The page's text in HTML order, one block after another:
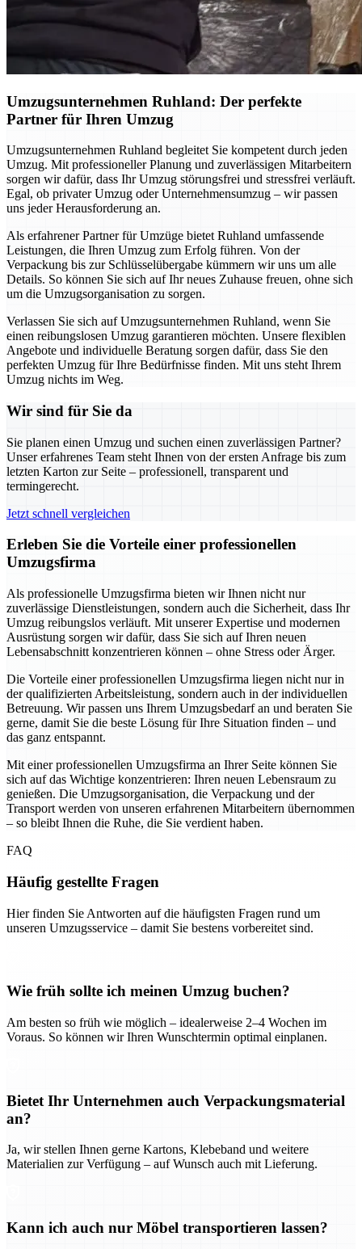
Umzugsunternehmen Ruhland: Der perfekte
Partner für Ihren Umzug
Umzugsunternehmen Ruhland begleitet Sie kompetent durch jeden
Umzug. Mit professioneller Planung und zuverlässigen Mitarbeitern
sorgen wir dafür, dass Ihr Umzug störungsfrei und stressfrei verläuft.
Egal, ob privater Umzug oder Unternehmensumzug – wir passen
uns jeder Herausforderung an.
Als erfahrener Partner für Umzüge bietet Ruhland umfassende
Leistungen, die Ihren Umzug zum Erfolg führen. Von der
Verpackung bis zur Schlüsselübergabe kümmern wir uns um alle
Details. So können Sie sich auf Ihr neues Zuhause freuen, ohne sich
um die Umzugsorganisation zu sorgen.
Verlassen Sie sich auf Umzugsunternehmen Ruhland, wenn Sie
einen reibungslosen Umzug garantieren möchten. Unsere flexiblen
Angebote und individuelle Beratung sorgen dafür, dass Sie den
perfekten Umzug für Ihre Bedürfnisse finden. Mit uns steht Ihrem
Umzug nichts im Weg.
Wir sind für Sie da
Sie planen einen Umzug und suchen einen zuverlässigen Partner?
Unser erfahrenes Team steht Ihnen von der ersten Anfrage bis zum
letzten Karton zur Seite – professionell, transparent und
termingerecht.
Jetzt schnell vergleichen
Erleben Sie die Vorteile einer professionellen
Umzugsfirma
Als professionelle Umzugsfirma bieten wir Ihnen nicht nur
zuverlässige Dienstleistungen, sondern auch die Sicherheit, dass Ihr
Umzug reibungslos verläuft. Mit unserer Expertise und modernen
Ausrüstung sorgen wir dafür, dass Sie sich auf Ihren neuen
Lebensabschnitt konzentrieren können – ohne Stress oder Ärger.
Die Vorteile einer professionellen Umzugsfirma liegen nicht nur in
der qualifizierten Arbeitsleistung, sondern auch in der individuellen
Betreuung. Wir passen uns Ihrem Umzugsbedarf an und beraten Sie
gerne, damit Sie die beste Lösung für Ihre Situation finden – und
das ganz entspannt.
Mit einer professionellen Umzugsfirma an Ihrer Seite können Sie
sich auf das Wichtige konzentrieren: Ihren neuen Lebensraum zu
genießen. Die Umzugsorganisation, die Verpackung und der
Transport werden von unseren erfahrenen Mitarbeitern übernommen
– so bleibt Ihnen die Ruhe, die Sie verdient haben.
FAQ
Häufig gestellte Fragen
Hier finden Sie Antworten auf die häufigsten Fragen rund um
unseren Umzugsservice – damit Sie bestens vorbereitet sind.
Wie früh sollte ich meinen Umzug buchen?
Am besten so früh wie möglich – idealerweise 2–4 Wochen im
Voraus. So können wir Ihren Wunschtermin optimal einplanen.
Bietet Ihr Unternehmen auch Verpackungsmaterial
an?
Ja, wir stellen Ihnen gerne Kartons, Klebeband und weitere
Materialien zur Verfügung – auf Wunsch auch mit Lieferung.
Kann ich auch nur Möbel transportieren lassen?